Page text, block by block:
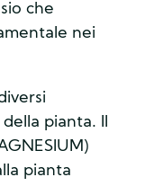
che
nei
pianta. Il
pianta